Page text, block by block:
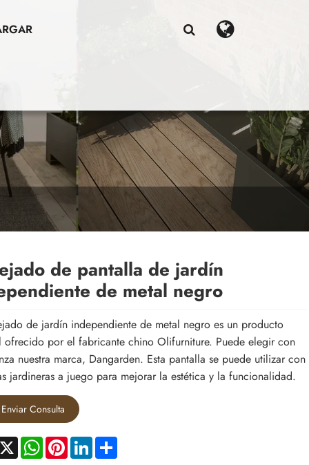
de pantalla de jardín
de metal negro
de jardín independiente de metal negro es un producto
ofrecido por el fabricante chino Olifurniture. Puede elegir con
nuestra marca, Dangarden. Esta pantalla se puede utilizar con
jardineras a juego para mejorar la estética y la funcionalidad.
Enviar Consulta
X WhatsApp
PinterestLinkedInShare